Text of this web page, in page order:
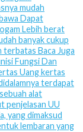
mudah
Dapat
Lebih berat
banyak cukup
Baca Juga
Fungsi Dan
Uang kertas
terdapat
alat
penjelasan UU
yang dimaksud
lembaran yang